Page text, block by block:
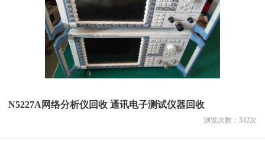
N5227A网络分析仪回收 通讯电子测试仪器回收
浏览次数： 342次